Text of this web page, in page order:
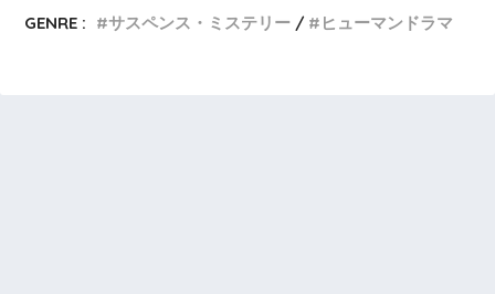
GENRE : サスペンス・ミステリー ヒューマンドラマ